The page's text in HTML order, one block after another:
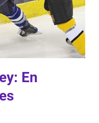
En